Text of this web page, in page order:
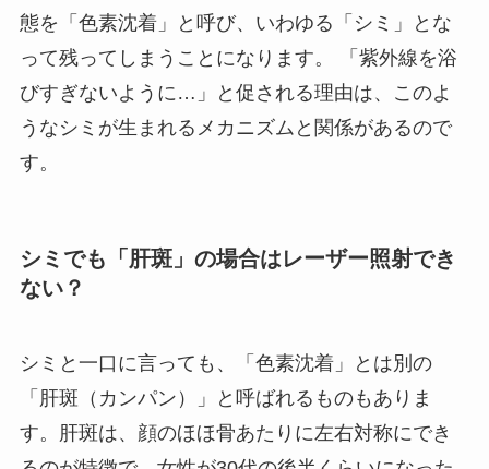
態を「色素沈着」と呼び、いわゆる「シミ」とな
って残ってしまうことになります。 「紫外線を浴
びすぎないように…」と促される理由は、このよ
うなシミが生まれるメカニズムと関係があるので
す。
シミでも「肝斑」の場合はレーザー照射でき
ない？
シミと一口に言っても、「色素沈着」とは別の
「肝斑（カンパン）」と呼ばれるものもありま
す。肝斑は、顔のほほ骨あたりに左右対称にでき